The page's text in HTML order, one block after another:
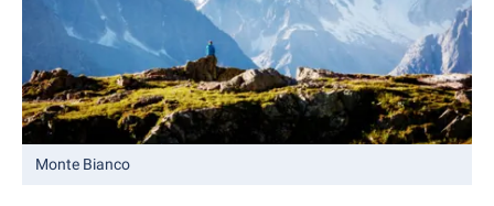
Monte Bianco